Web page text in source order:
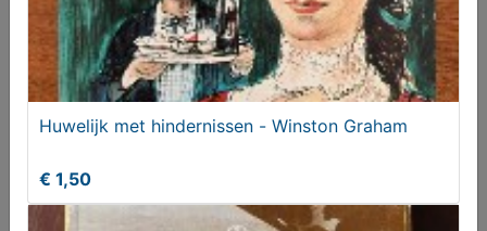
De zoon uit Spanje - Tessa de Loo
Huwelijk met hindernissen - Winston Graham
€ 1,50